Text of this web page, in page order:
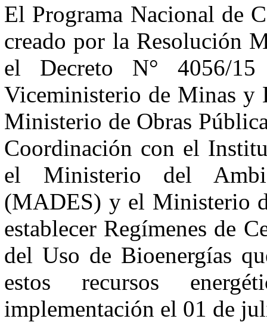
El Programa Nacional de
creado por la Resolución
el Decreto N° 4056/
Viceministerio de Minas y
Ministerio de Obras
Coordinación con el
el Ministerio del
(MADES) y el Ministerio
establecer Regímenes de
del Uso de Bioenergías
estos recursos
implementación el 01 de